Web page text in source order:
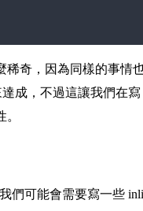
稀奇，因為同樣的事情
成，不過這讓我們在寫
們可能會需要寫一些